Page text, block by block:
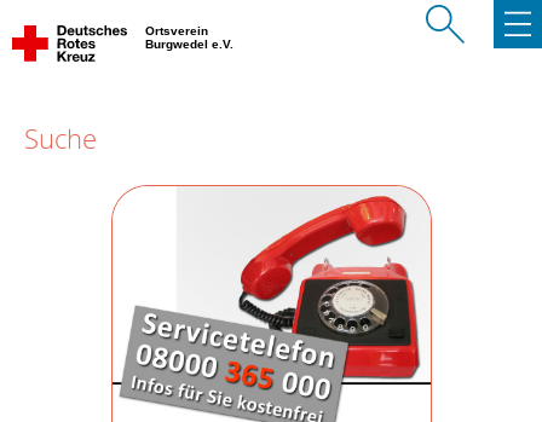
Ortsverein
Burgwedel e.V.
Suche